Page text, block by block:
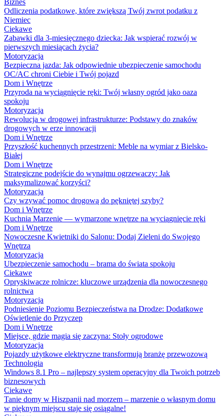
Biznes
Odliczenia podatkowe, które zwiększą Twój zwrot podatku z
Niemiec
Ciekawe
Zabawki dla 3-miesięcznego dziecka: Jak wspierać rozwój w
pierwszych miesiącach życia?
Motoryzacja
Bezpieczna jazda: Jak odpowiednie ubezpieczenie samochodu
OC/AC chroni Ciebie i Twój pojazd
Dom i Wnętrze
Przyroda na wyciągnięcie ręki: Twój własny ogród jako oaza
spokoju
Motoryzacja
Rewolucja w drogowej infrastrukturze: Podstawy do znaków
drogowych w erze innowacji
Dom i Wnętrze
Przyszłość kuchennych przestrzeni: Meble na wymiar z Bielsko-
Białej
Dom i Wnętrze
Strategiczne podejście do wynajmu ogrzewaczy: Jak
maksymalizować korzyści?
Motoryzacja
Czy wzywać pomoc drogową do pękniętej szyby?
Dom i Wnętrze
Kuchnia Marzenie — wymarzone wnętrze na wyciągnięcie ręki
Dom i Wnętrze
Nowoczesne Kwietniki do Salonu: Dodaj Zieleni do Swojego
Wnętrza
Motoryzacja
Ubezpieczenie samochodu – brama do świata spokoju
Ciekawe
Opryskiwacze rolnicze: kluczowe urządzenia dla nowoczesnego
rolnictwa
Motoryzacja
Podniesienie Poziomu Bezpieczeństwa na Drodze: Dodatkowe
Oświetlenie do Przyczep
Dom i Wnętrze
Miejsce, gdzie magia się zaczyna: Stoły ogrodowe
Motoryzacja
Pojazdy użytkowe elektryczne transformują branżę przewozową
Technologia
Windows 8.1 Pro – najlepszy system operacyjny dla Twoich potrzeb
biznesowych
Ciekawe
Tanie domy w Hiszpanii nad morzem – marzenie o własnym domu
w pięknym miejscu staje się osiągalne!